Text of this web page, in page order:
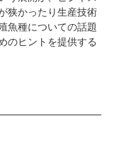
狭かったり生産技術
魚種についての話題
のヒントを提供する